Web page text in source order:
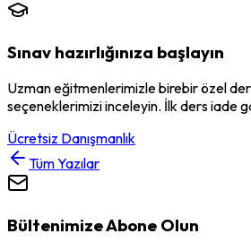
Sınav hazırlığınıza başlayın
Uzman eğitmenlerimizle birebir özel
seçeneklerimizi inceleyin. İlk ders iade
Ücretsiz Danışmanlık
Tüm Yazılar
Bültenimize Abone Olun